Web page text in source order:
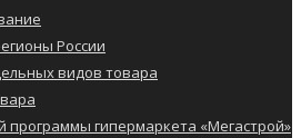
России
видов товара
программы гипермаркета «Мегастрой»